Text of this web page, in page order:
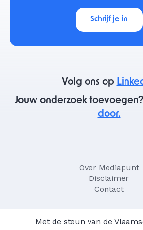
Schrijf je in
Volg ons op
Jouw onderzoek toevoegen?
door.
Over Mediapunt
Disclaimer
Contact
Met de steun van de